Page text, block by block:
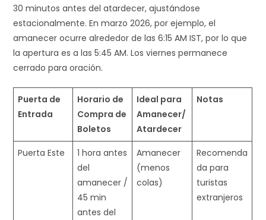
30 minutos antes del atardecer, ajustándose
estacionalmente. En marzo 2026, por ejemplo, el
amanecer ocurre alrededor de las 6:15 AM IST, por lo que
la apertura es a las 5:45 AM. Los viernes permanece
cerrado para oración.
Puerta de
Entrada
Horario de
Compra de
Boletos
Ideal para
Amanecer/
Atardecer
Notas
Puerta Este
1 hora antes
del
amanecer /
45 min
antes del
Amanecer
(menos
colas) ​
Recomenda
da para
turistas
extranjeros